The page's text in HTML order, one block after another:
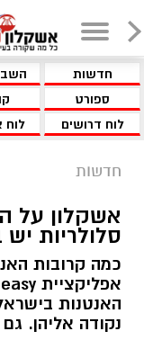
חדשות
ספורט
לוח דרושים
לוח
חדשות
סלולריות יש
כמה קרובות
האנטנות
נקודה אליהן.